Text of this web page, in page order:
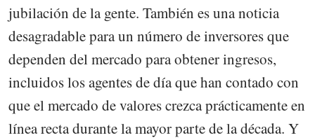
jubilación de la gente. También es una noticia
desagradable para un número de inversores que
dependen del mercado para obtener ingresos,
incluidos los agentes de día que han contado con
que el mercado de valores crezca prácticamente en
línea recta durante la mayor parte de la década. Y